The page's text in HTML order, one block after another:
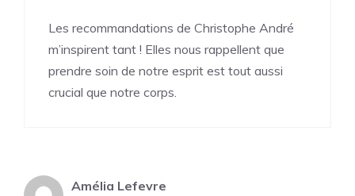
Les recommandations de Christophe André
m’inspirent tant ! Elles nous rappellent que
prendre soin de notre esprit est tout aussi
crucial que notre corps.
Amélia Lefevre